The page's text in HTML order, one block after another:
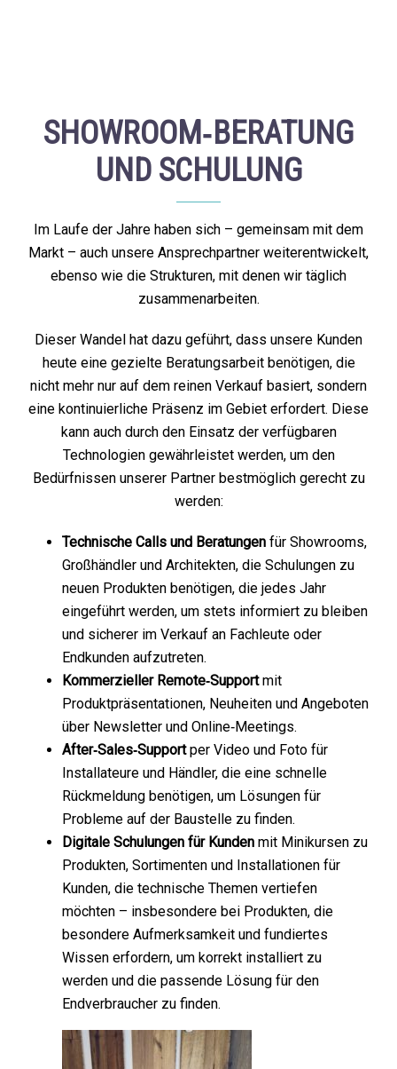
SHOWROOM‑BERATUNG
UND SCHULUNG
Im Laufe der Jahre haben sich – gemeinsam mit dem
Markt – auch unsere Ansprechpartner weiterentwickelt,
ebenso wie die Strukturen, mit denen wir täglich
zusammenarbeiten.
Dieser Wandel hat dazu geführt, dass unsere Kunden
heute eine gezielte Beratungsarbeit benötigen, die
nicht mehr nur auf dem reinen Verkauf basiert, sondern
eine kontinuierliche Präsenz im Gebiet erfordert. Diese
kann auch durch den Einsatz der verfügbaren
Technologien gewährleistet werden, um den
Bedürfnissen unserer Partner bestmöglich gerecht zu
werden:
Technische Calls und Beratungen für Showrooms,
Großhändler und Architekten, die Schulungen zu
neuen Produkten benötigen, die jedes Jahr
eingeführt werden, um stets informiert zu bleiben
und sicherer im Verkauf an Fachleute oder
Endkunden aufzutreten.
Kommerzieller Remote‑Supportmit
Produktpräsentationen, Neuheiten und Angeboten
über Newsletter und Online‑Meetings.
After‑Sales‑Supportper Video und Foto für
Installateure und Händler, die eine schnelle
Rückmeldung benötigen, um Lösungen für
Probleme auf der Baustelle zu finden.
Digitale Schulungen für Kunden mit Minikursen zu
Produkten, Sortimenten und Installationen für
Kunden, die technische Themen vertiefen
möchten – insbesondere bei Produkten, die
besondere Aufmerksamkeit und fundiertes
Wissen erfordern, um korrekt installiert zu
werden und die passende Lösung für den
Endverbraucher zu finden.